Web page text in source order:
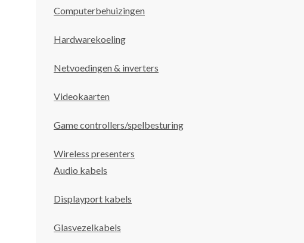
Computerbehuizingen
Hardwarekoeling
Netvoedingen & inverters
Videokaarten
Game controllers/spelbesturing
Wireless presenters
Audio kabels
Displayport kabels
Glasvezelkabels